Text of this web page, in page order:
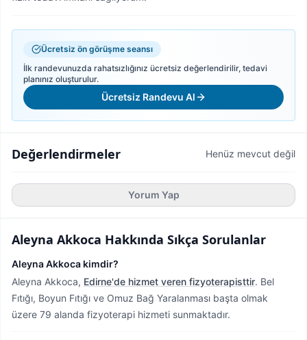
Ücretsiz ön görüşme seansı
İlk randevunuzda rahatsızlığınız ücretsiz değerlendirilir, tedavi
planınız oluşturulur.
Ücretsiz Randevu Al
Değerlendirmeler Henüz mevcut değil
Yorum Yap
Aleyna Akkoca Hakkında Sıkça Sorulanlar
Aleyna Akkoca kimdir?
Aleyna Akkoca, Edirne'de hizmet veren fizyoterapisttir. Bel
Fıtığı, Boyun Fıtığı ve Omuz Bağ Yaralanması başta olmak
üzere 79 alanda fizyoterapi hizmeti sunmaktadır.